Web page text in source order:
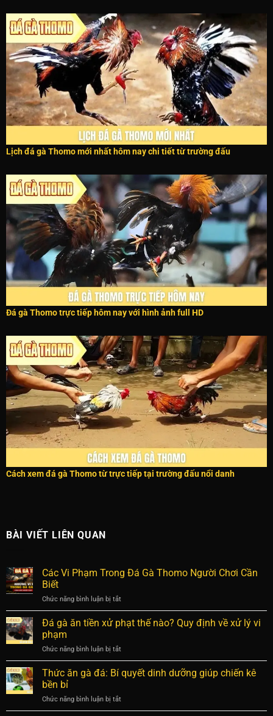
Lịch đá gà Thomo mới nhất hôm nay chi tiết từ trường đấu
Đá gà Thomo trực tiếp hôm nay với hình ảnh full HD
Cách xem đá gà Thomo từ trực tiếp tại trường đấu nổi danh
BÀI VIẾT LIÊN QUAN
Các Vi Phạm Trong Đá Gà Thomo Người Chơi Cần
Biết
Chức năng bình luận bị tắtở
Các
Vi
Phạm
Đá
Gà
Thomo
Cần
Biết
Đá gà ăn tiền xử phạt thế nào? Quy định về xử lý vi
phạm
Chức năng bình luận bị tắtở
Đá
gà
ăn
xử
phạt
Thức ăn gà đá: Bí quyết dinh dưỡng giúp chiến kê
bền bỉ
Chức năng bình luận bị tắtở
Thức